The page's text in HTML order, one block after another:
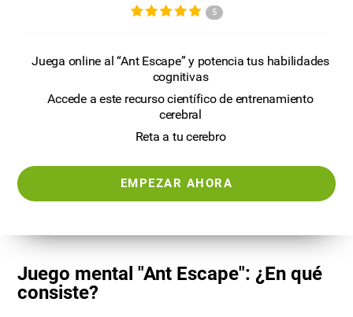
5
Juega online al “Ant Escape” y potencia tus habilidades
cognitivas
Accede a este recurso científico de entrenamiento
cerebral
Reta a tu cerebro
EMPEZAR AHORA
Juego mental "Ant Escape": ¿En qué
consiste?